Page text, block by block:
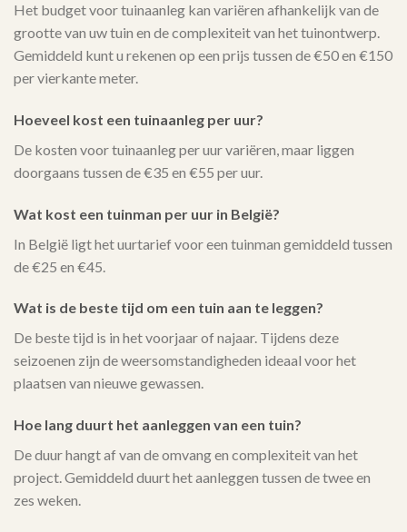
Het budget voor tuinaanleg kan variëren afhankelijk van de
grootte van uw tuin en de complexiteit van het tuinontwerp.
Gemiddeld kunt u rekenen op een prijs tussen de €50 en €150
per vierkante meter.
Hoeveel kost een tuinaanleg per uur?
De kosten voor tuinaanleg per uur variëren, maar liggen
doorgaans tussen de €35 en €55 per uur.
Wat kost een tuinman per uur in België?
In België ligt het uurtarief voor een tuinman gemiddeld tussen
de €25 en €45.
Wat is de beste tijd om een tuin aan te leggen?
De beste tijd is in het voorjaar of najaar. Tijdens deze
seizoenen zijn de weersomstandigheden ideaal voor het
plaatsen van nieuwe gewassen.
Hoe lang duurt het aanleggen van een tuin?
De duur hangt af van de omvang en complexiteit van het
project. Gemiddeld duurt het aanleggen tussen de twee en
zes weken.